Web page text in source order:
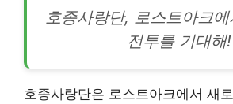
호종사랑단, 로스트아크
전투를 기대해!
호종사랑단은 로스트아크에서 새